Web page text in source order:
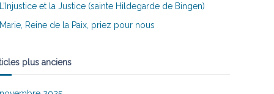
L’Injustice et la Justice (sainte Hildegarde de Bingen)
Marie, Reine de la Paix, priez pour nous
plus anciens